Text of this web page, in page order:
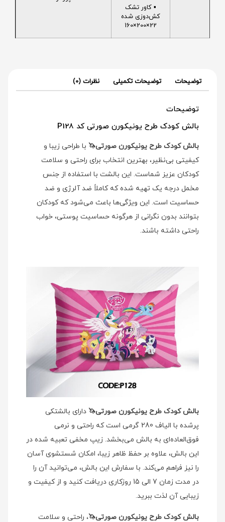
▪️ کاور تشک
کش‌دوزی شده
22×200×160
توضیحات توضیحات تکمیلی نظرات (0)
توضیحات
بالش کودک طرح یونیکورن صورتی کد P128
بالش کودک طرح یونیکورن صورتی🦄 با طراحی زیبا و
کیفیتی بی‌نظیر، بهترین انتخاب برای راحتی و سلامت
کودکان عزیز شماست. این بالشت با استفاده از جنس
مخمل درجه یک تهیه شده که کاملاً ضد آلرژی و ضد
حساسیت است. این ویژگی‌ها باعث می‌شود که کودکان
بتوانند بدون نگرانی از هرگونه حساسیت پوستی، خواب
راحتی داشته باشند.
بالش کودک طرح یونیکورن صورتی🦄 دارای بالشتکی
پرشده با الیاف 280 گرمی است که راحتی و نرمی
فوق‌العاده‌ای به بالش می‌بخشد. زیپ مخفی تعبیه شده در
این بالش، علاوه بر حفظ ظاهر زیبا، امکان شستشوی آسان
را نیز فراهم می‌کند. با سفارش این بالش، می‌توانید آن را
در مدت زمان 7 الی 15 روزکاری دریافت کنید و از کیفیت و
زیبایی آن لذت ببرید.
بالش کودک طرح یونیکورن صورتی🦄، راحتی و سلامت